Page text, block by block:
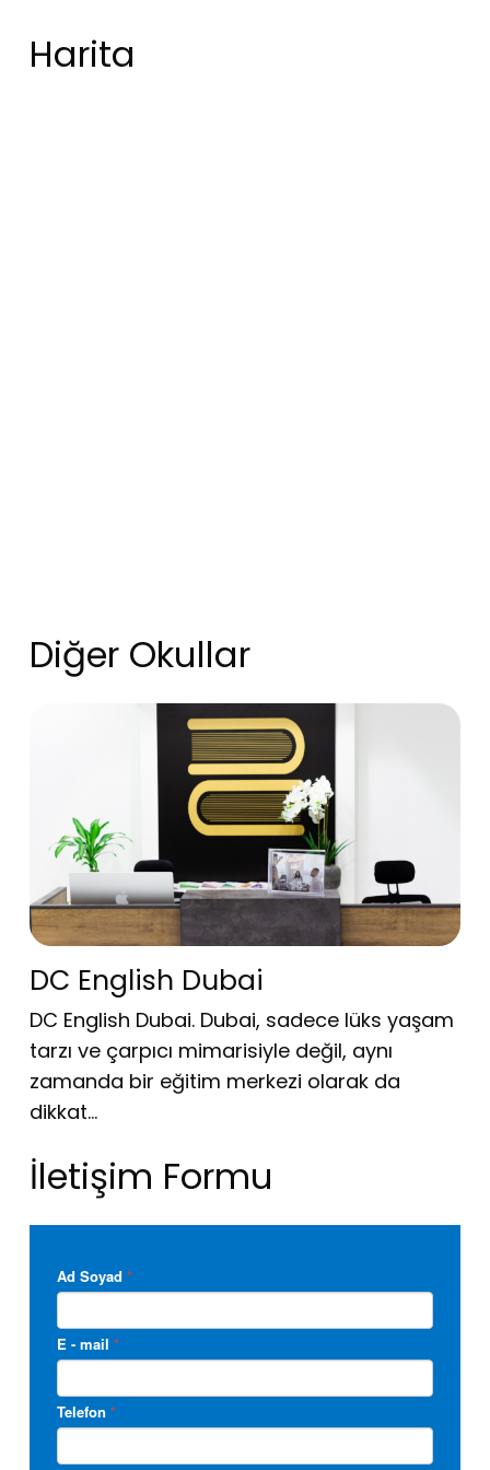
Harita
Diğer Okullar
DC English Dubai
DC English Dubai. Dubai, sadece lüks yaşam
tarzı ve çarpıcı mimarisiyle değil, aynı
zamanda bir eğitim merkezi olarak da
dikkat…
İletişim Formu